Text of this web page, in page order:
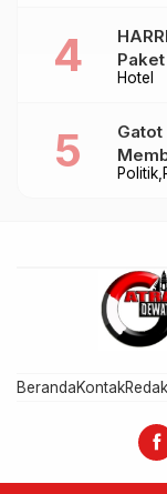
Hotel
Takjil
Politik
BerandaKontak